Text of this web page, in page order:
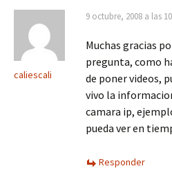
caliescali
9 octubre, 2008 a las
Muchas gracias
pregunta, como
de poner videos,
vivo la
camara ip,
pueda ver en
Responder